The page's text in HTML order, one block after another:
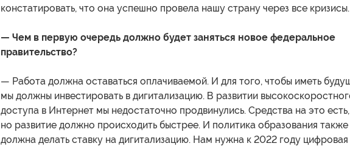
констатировать, что она успешно провела нашу страну через все кризисы.
— Чем в первую очередь должно будет заняться новое федеральное
правительство?
— Работа должна оставаться оплачиваемой. И для того, чтобы иметь
мы должны инвестировать в дигитализацию. В развитии
доступа в Интернет мы недостаточно продвинулись. Средства на это есть,
но развитие должно происходить быстрее. И политика образования также
должна делать ставку на дигитализацию. Нам нужна к 2022 году цифровая